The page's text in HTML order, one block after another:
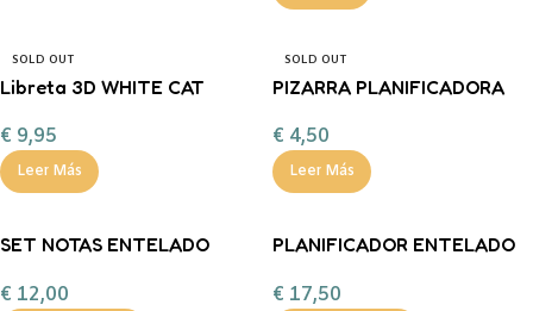
SOLD OUT
Libreta 3D WHITE CAT
€ 9,95
Leer Más
SOLD OUT
PIZARRA PLANIFICADORA
€ 4,50
Leer Más
SET NOTAS ENTELADO
€ 12,00
PLANIFICADOR ENTELADO
TGM
€ 17,50